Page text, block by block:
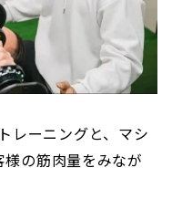
レーニングと、マシ
の筋肉量をみなが